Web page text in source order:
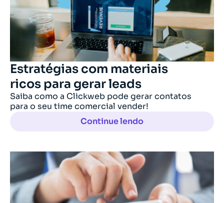
Estratégias com materiais
ricos para gerar leads
Saiba como a Clickweb pode gerar contatos
para o seu time comercial vender!
Continue lendo